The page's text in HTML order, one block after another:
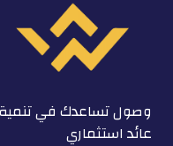
وصول تساعدك في
عائد استثماري